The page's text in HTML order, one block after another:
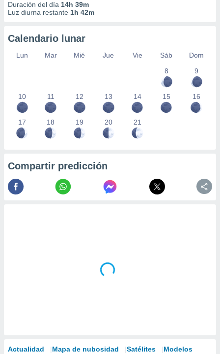
Duración del día 14h 39m
Luz diurna restante 1h 42m
Calendario lunar
Lun Mar Mié Jue Vie Sáb
Dom
8
9
10 11 12 13 14 15 16
17 18 19 20 21
Compartir predicción
Actualidad Mapa de nubosidad Satélites Modelos